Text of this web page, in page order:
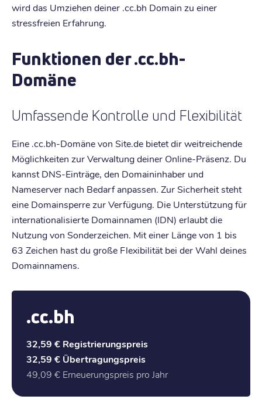
wird das Umziehen deiner .cc.bh Domain zu einer
stressfreien Erfahrung.
Funktionen der .cc.bh-
Domäne
Umfassende Kontrolle und Flexibilität
Eine .cc.bh-Domäne von Site.de bietet dir weitreichende
Möglichkeiten zur Verwaltung deiner Online-Präsenz. Du
kannst DNS-Einträge, den Domaininhaber und
Nameserver nach Bedarf anpassen. Zur Sicherheit steht
eine Domainsperre zur Verfügung. Die Unterstützung für
internationalisierte Domainnamen (IDN) erlaubt die
Nutzung von Sonderzeichen. Mit einer Länge von 1 bis
63 Zeichen hast du große Flexibilität bei der Wahl deines
Domainnamens.
.cc.bh
32,59 € Registrierungspreis
32,59 € Übertragungspreis
49,09 € Erneuerungspreis pro Jahr